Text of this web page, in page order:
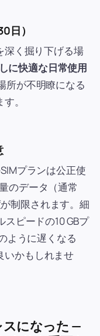
日）
深く掘り下げる場
に快適な日常使用
所が不明瞭になる
。
プランは公正使
のデータ（通常
制限されます。細
ピードの10 GBプ
ように遅くなる
いかもしれませ
スになった —